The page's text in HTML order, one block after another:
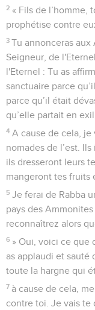
2 « Fils de l’homme,
prophétise contre
3 Tu annonceras aux
Seigneur, de
l'Eternel : Tu as
sanctuaire parce
parce qu’il était
qu’elle partait en exil.
4 A cause de cela, je
nomades de l’est.
ils dresseront leurs
mangeront tes fruits
5 Je ferai de Rabba
pays des
reconnaîtrez alors
6 » Oui, voici ce que
as applaudi et sauté
toute la hargne qui
7 à cause de cela,
contre toi. Je vais te